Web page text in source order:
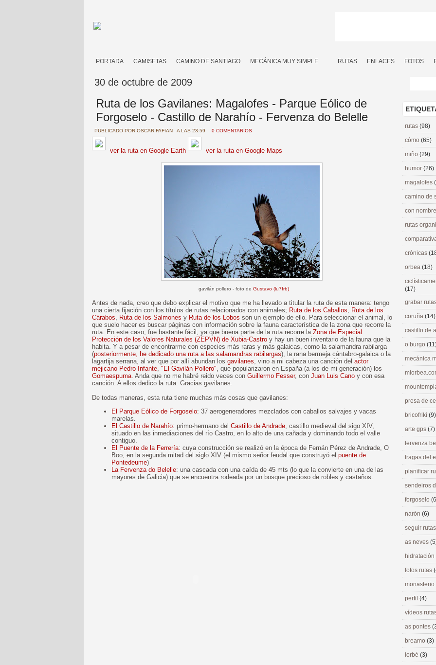
PORTADA CAMISETAS CAMINO DE SANTIAGO MECÁNICA MUY SIMPLE RUTAS ENLACES FOTOS
30 de octubre de 2009
Ruta de los Gavilanes: Magalofes - Parque Eólico de
Forgoselo - Castillo de Narahío - Fervenza do Belelle
PUBLICADO POR OSCAR FAFIAN A LAS 23:59 0 COMENTARIOS
ver la ruta en Google Earth ver la ruta en Google Maps
gavilán pollero - foto de Gustavo (lu7frb)
Antes de nada, creo que debo explicar el motivo que me ha llevado a titular la ruta de esta manera: tengo
una cierta fijación con los títulos de rutas relacionados con animales; Ruta de los Caballos, Ruta de los
Cárabos, Ruta de los Salmones y Ruta de los Lobos son un ejemplo de ello. Para seleccionar el animal, lo
que suelo hacer es buscar páginas con información sobre la fauna característica de la zona que recorre la
ruta. En este caso, fue bastante fácil, ya que buena parte de la ruta recorre la Zona de Especial
Protección de los Valores Naturales (ZEPVN) de Xubia-Castro y hay un buen inventario de la fauna que la
habita. Y a pesar de encontrarme con especies más raras y más galaicas, como la salamandra rabilarga
(posteriormente, he dedicado una ruta a las salamandras rabilargas), la rana bermeja cántabro-galaica o la
lagartija serrana, al ver que por allí abundan los gavilanes, vino a mi cabeza una canción del actor
mejicano Pedro Infante, "El Gavilán Pollero", que popularizaron en España (a los de mi generación) los
Gomaespuma. Anda que no me habré reido veces con Guillermo Fesser, con Juan Luis Cano y con esa
canción. A ellos dedico la ruta. Gracias gavilanes.
De todas maneras, esta ruta tiene muchas más cosas que gavilanes:
El Parque Eólico de Forgoselo: 37 aerogeneradores mezclados con caballos salvajes y vacas
marelas.
El Castillo de Narahío: primo-hermano del Castillo de Andrade, castillo medieval del sigo XIV,
situado en las inmediaciones del río Castro, en lo alto de una cañada y dominando todo el valle
contiguo.
El Puente de la Ferrería: cuya construcción se realizó en la época de Fernán Pérez de Andrade, O
Boo, en la segunda mitad del siglo XIV (el mismo señor feudal que construyó el puente de
Pontedeume)
La Fervenza do Belelle: una cascada con una caída de 45 mts (lo que la convierte en una de las
mayores de Galicia) que se encuentra rodeada por un bosque precioso de robles y castaños.
rutas (98)
cómo (65)
miño (29)
humor (26)
magalofes
camino de
con
rutas
crónicas
orbea (18)
(17)
grabar
coruña (14)
castillo de
o burgo
mecánica
presa de
bricofriki (9)
arte gps (7)
fervenza
fragas del
planificar
sendeiros
forgoselo
narón (6)
seguir
as neves
hidratación
fotos rutas
perfil (4)
vídeos
as pontes
breamo (3)
lorbé (3)